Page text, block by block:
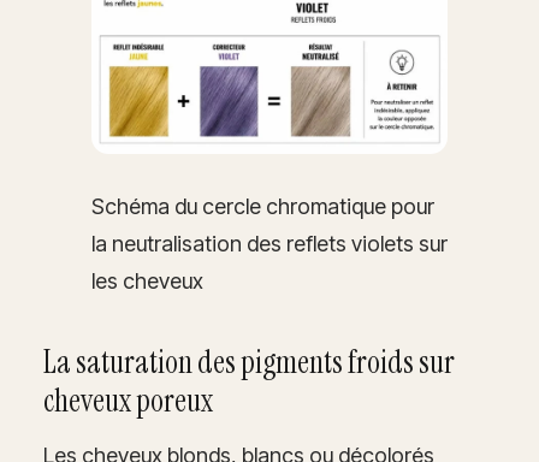
Schéma du cercle chromatique pour
la neutralisation des reflets violets sur
les cheveux
La saturation des pigments froids sur
cheveux poreux
Les cheveux blonds, blancs ou décolorés